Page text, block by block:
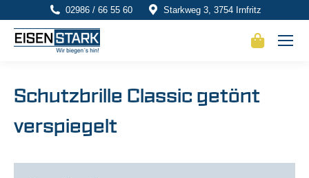
02986 / 66 55 60 Starkweg 3, 3754 Irnfritz
Schutzbrille Classic getönt
verspiegelt